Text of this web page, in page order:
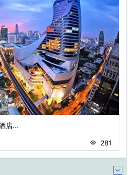
店…
281